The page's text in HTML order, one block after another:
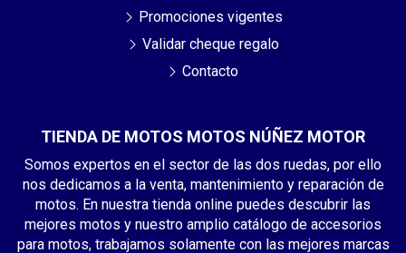
TIENDA DE MOTOS MOTOS NÚÑEZ MOTOR
Somos expertos en el sector de las dos ruedas, por ello
nos dedicamos a la venta, mantenimiento y reparación de
motos. En nuestra tienda online puedes descubrir las
mejores motos y nuestro amplio catálogo de accesorios
para motos, trabajamos solamente con las mejores marcas
Promociones vigentes
Validar cheque regalo
Contacto